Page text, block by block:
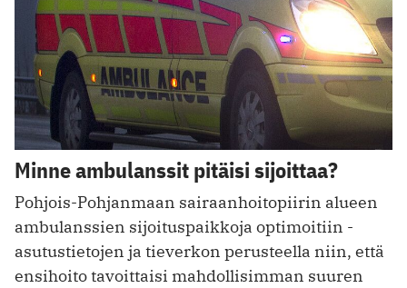
Minne ambulanssit pitäisi sijoittaa?
Pohjois-Pohjanmaan sairaanhoitopiirin alueen
ambulanssien sijoituspaikkoja optimoitiin ­
asutustietojen ja tieverkon perusteella niin, että
ensihoito tavoittaisi mahdollisimman suuren